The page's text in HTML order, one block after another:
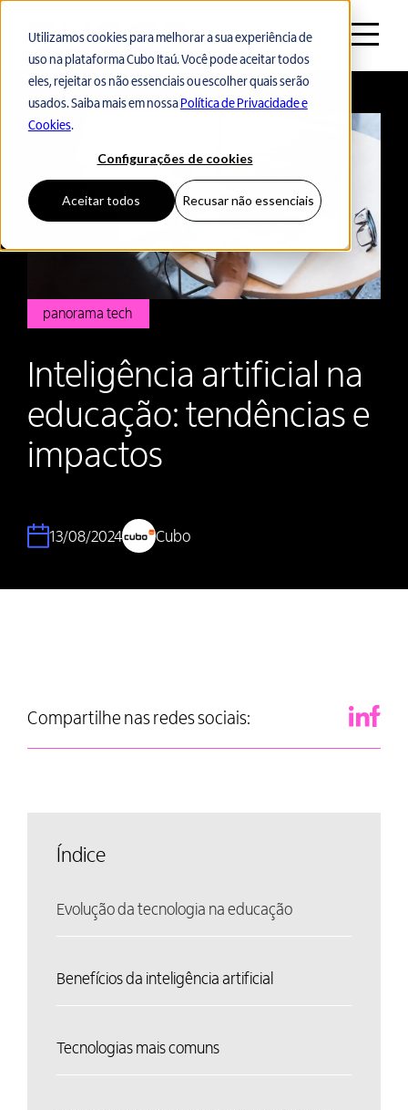
Utilizamos cookies para melhorar a sua experiência de
uso na plataforma Cubo Itaú. Você pode aceitar todos
eles, rejeitar os não essenciais ou escolher quais serão
usados. Saiba mais em nossa Política de Privacidade e
Cookies.
Configurações de cookies
Aceitar todos Recusar não essenciais
Voltar ao início
panorama tech
Inteligência artificial na
educação: tendências e
impactos
13/08/2024 Cubo
Compartilhe nas redes sociais:
Índice
Evolução da tecnologia na educação
Benefícios da inteligência artificial
Tecnologias mais comuns